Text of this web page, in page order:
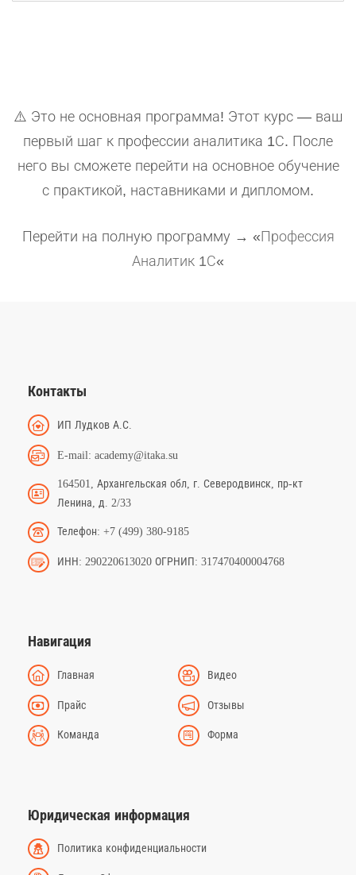
⚠️ Это не основная программа! Этот курс — ваш
первый шаг к профессии аналитика 1С. После
него вы сможете перейти на основное обучение
с практикой, наставниками и дипломом.
Перейти на полную программу → «Профессия
Аналитик 1С«
Контакты
ИП Лудков А.С.
E-mail: academy@itaka.su
164501, Архангельская обл, г. Северодвинск, пр-кт
Ленина, д. 2/33
Телефон: +7 (499) 380-9185
ИНН: 290220613020 ОГРНИП: 317470400004768
Навигация
Главная Видео
Прайс Отзывы
Команда Форма
Юридическая информация
Политика конфиденциальности